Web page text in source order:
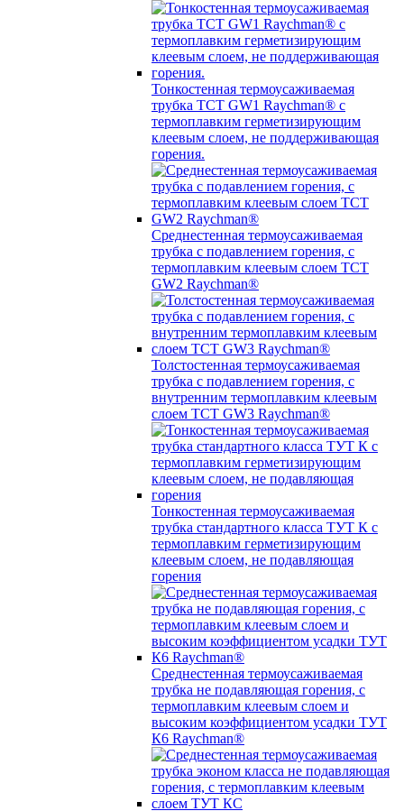
Тонкостенная термоусаживаемая
трубка TCT GW1 Raychman® с
термоплавким герметизирующим
клеевым слоем, не поддерживающая
горения.
Среднестенная термоусаживаемая
трубка c подавлением горения, с
термоплавким клеевым слоем TCT
GW2 Raychman®
Толстостенная термоусаживаемая
трубка c подавлением горения, с
внутренним термоплавким клеевым
слоем TCT GW3 Raychman®
Тонкостенная термоусаживаемая
трубка стандартного класса ТУТ К с
термоплавким герметизирующим
клеевым слоем, не подавляющая
горения
Среднестенная термоусаживаемая
трубка не подавляющая горения, с
термоплавким клеевым слоем и
высоким коэффициентом усадки ТУТ
К6 Raychman®